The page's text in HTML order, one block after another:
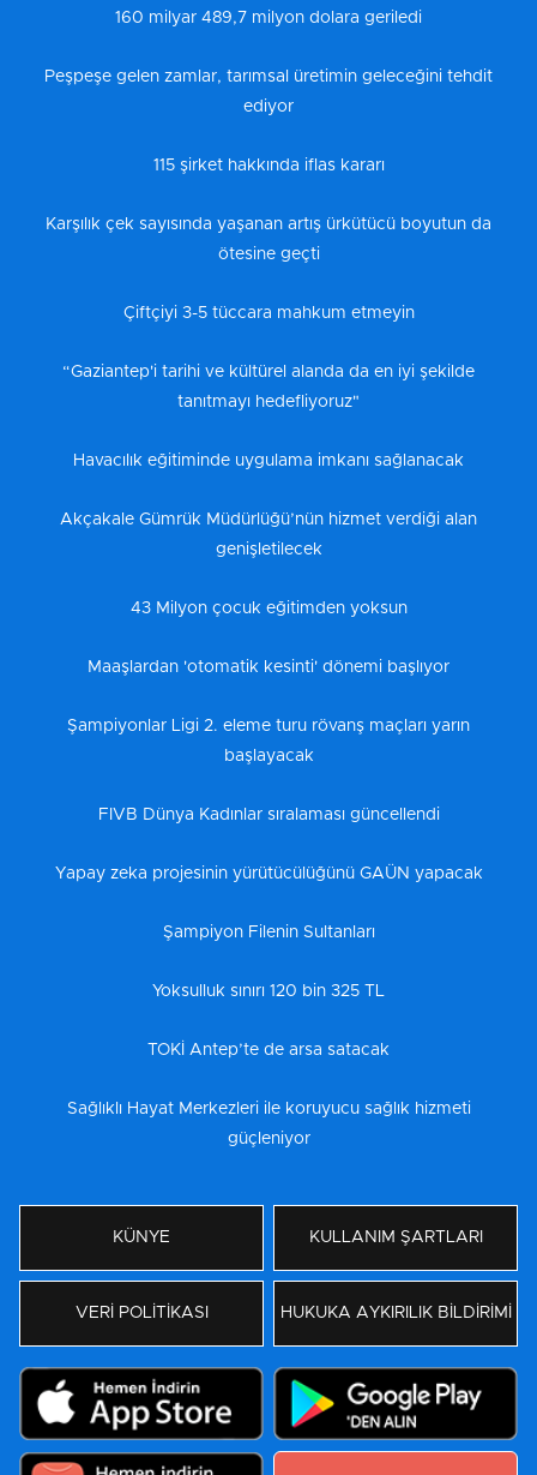
160 milyar 489,7 milyon dolara geriledi
Peşpeşe gelen zamlar, tarımsal üretimin geleceğini tehdit
ediyor
115 şirket hakkında iflas kararı
Karşılık çek sayısında yaşanan artış ürkütücü boyutun da
ötesine geçti
Çiftçiyi 3-5 tüccara mahkum etmeyin
“Gaziantep'i tarihi ve kültürel alanda da en iyi şekilde
tanıtmayı hedefliyoruz"
Havacılık eğitiminde uygulama imkanı sağlanacak
Akçakale Gümrük Müdürlüğü’nün hizmet verdiği alan
genişletilecek
43 Milyon çocuk eğitimden yoksun
Maaşlardan 'otomatik kesinti' dönemi başlıyor
Şampiyonlar Ligi 2. eleme turu rövanş maçları yarın
başlayacak
FIVB Dünya Kadınlar sıralaması güncellendi
Yapay zeka projesinin yürütücülüğünü GAÜN yapacak
Şampiyon Filenin Sultanları
Yoksulluk sınırı 120 bin 325 TL
TOKİ Antep’te de arsa satacak
Sağlıklı Hayat Merkezleri ile koruyucu sağlık hizmeti
güçleniyor
KÜNYE KULLANIM ŞARTLARI
VERİ POLİTİKASI HUKUKA AYKIRILIK BİLDİRİMİ